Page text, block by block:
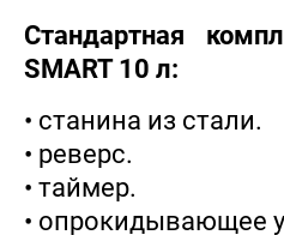
Стандартная
SMART 10 л:
• станина из стали.
• реверс.
• таймер.
• опрокидывающее